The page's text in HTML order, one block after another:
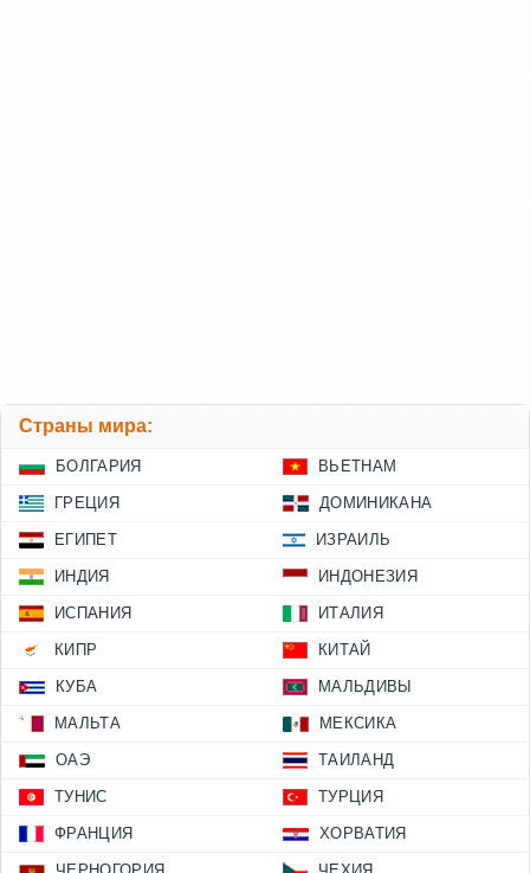
Страны мира:
БОЛГАРИЯ ВЬЕТНАМ
ГРЕЦИЯ ДОМИНИКАНА
ЕГИПЕТ ИЗРАИЛЬ
ИНДИЯ ИНДОНЕЗИЯ
ИСПАНИЯ ИТАЛИЯ
КИПР КИТАЙ
КУБА МАЛЬДИВЫ
МАЛЬТА МЕКСИКА
ОАЭ ТАИЛАНД
ТУНИС ТУРЦИЯ
ФРАНЦИЯ ХОРВАТИЯ